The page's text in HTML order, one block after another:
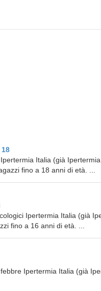
Italia (già
fino a 18 anni di età. ...
Ipertermia Italia (già
fino a 16 anni di età. ...
Ipertermia Italia (già